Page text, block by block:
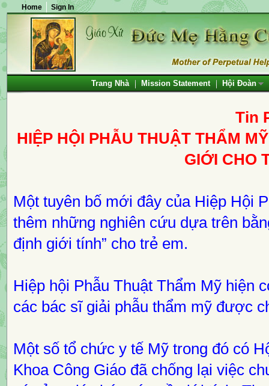
Home Sign In
Trang Nhà Mission Statement Hội Đoàn
Tin
HIỆP HỘI PHẪU THUẬT THẨM
GIỚI CHO
Một tuyên bố mới đây của Hiệp Hội
thêm những nghiên cứu dựa trên
định giới tính” cho trẻ em.
Hiệp hội Phẫu Thuật Thẩm Mỹ hiện
các bác sĩ giải phẫu thẩm mỹ được
Một số tổ chức y tế Mỹ trong đó có
Khoa Công Giáo đã chống lại việc